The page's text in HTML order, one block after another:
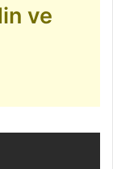
ve